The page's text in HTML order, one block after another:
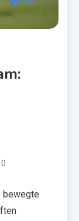
0
bewegte